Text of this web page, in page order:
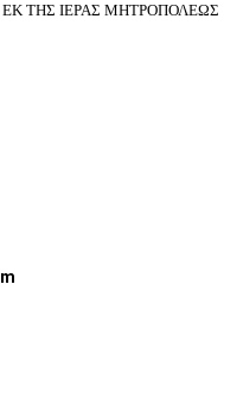
ΕΚ ΤΗΣ ΙΕΡΑΣ ΜΗΤΡΟΠΟΛΕΩΣ